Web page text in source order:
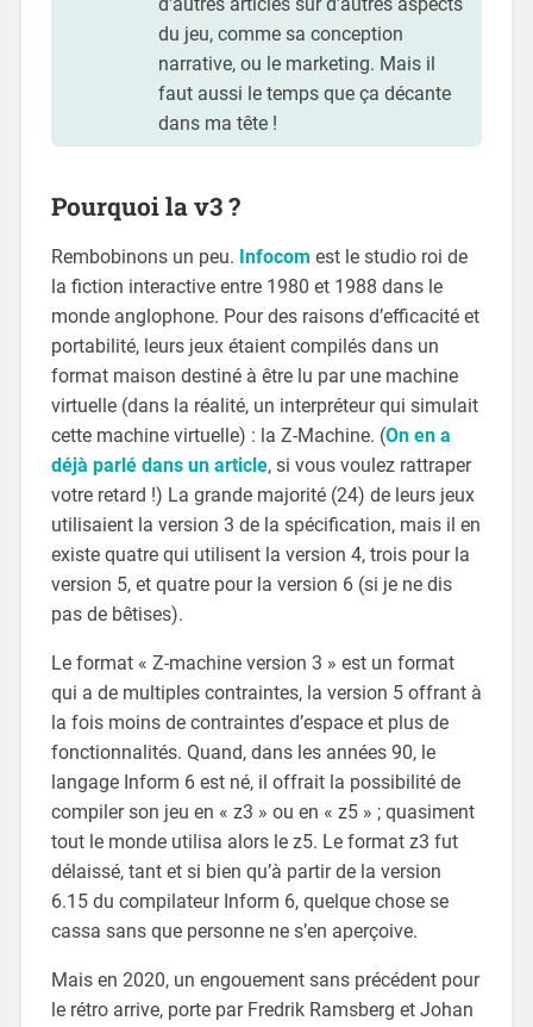
du jeu, comme sa conception
narrative, ou le marketing. Mais il
faut aussi le temps que ça décante
dans ma tête !
Pourquoi la v3 ?
Rembobinons un peu. Infocom est le studio roi de
la fiction interactive entre 1980 et 1988 dans le
monde anglophone. Pour des raisons d’efficacité et
portabilité, leurs jeux étaient compilés dans un
format maison destiné à être lu par une machine
virtuelle (dans la réalité, un interpréteur qui simulait
cette machine virtuelle) : la Z-Machine. (On en a
déjà parlé dans un article, si vous voulez rattraper
votre retard !) La grande majorité (24) de leurs jeux
utilisaient la version 3 de la spécification, mais il en
existe quatre qui utilisent la version 4, trois pour la
version 5, et quatre pour la version 6 (si je ne dis
pas de bêtises).
Le format « Z-machine version 3 » est un format
qui a de multiples contraintes, la version 5 offrant à
la fois moins de contraintes d’espace et plus de
fonctionnalités. Quand, dans les années 90, le
langage Inform 6 est né, il offrait la possibilité de
compiler son jeu en « z3 » ou en « z5 » ; quasiment
tout le monde utilisa alors le z5. Le format z3 fut
délaissé, tant et si bien qu’à partir de la version
6.15 du compilateur Inform 6, quelque chose se
cassa sans que personne ne s’en aperçoive.
Mais en 2020, un engouement sans précédent pour
le rétro arrive, porte par Fredrik Ramsberg et Johan